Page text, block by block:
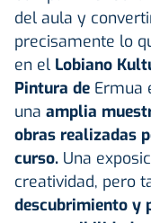
del aula y
precisamente lo
en el Lobiano
Pintura de Ermua
una amplia
obras realizadas
curso. Una
creatividad, pero
descubrimiento y